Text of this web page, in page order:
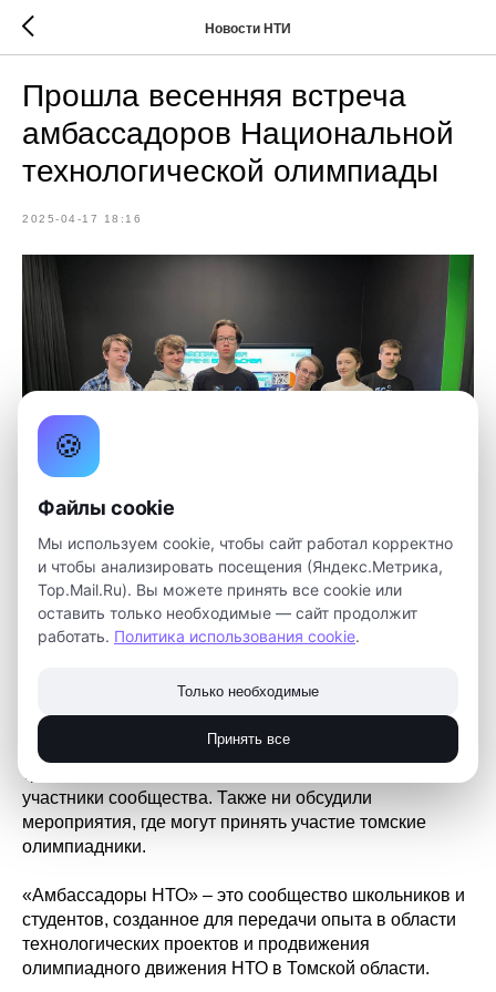
Новости НТИ
Прошла весенняя встреча
амбассадоров Национальной
технологической олимпиады
2025-04-17 18:16
В «Кванториуме» состоялась апрельская встреча
«амбассадоров НТО» – активистов олимпиады.
Школьники внесли предложения по созданию «Устава
амбассадоров НТО». Ребята предложили новые
традиции и правила, которых будут придерживаться
участники сообщества. Также ни обсудили
мероприятия, где могут принять участие томские
олимпиадники.
«Амбассадоры НТО» – это сообщество школьников и
студентов, созданное для передачи опыта в области
технологических проектов и продвижения
олимпиадного движения НТО в Томской области.
🍪
Файлы cookie
Мы используем cookie, чтобы сайт работал корректно
и чтобы анализировать посещения (Яндекс.Метрика,
Top.Mail.Ru). Вы можете принять все cookie или
оставить только необходимые — сайт продолжит
работать. Политика использования cookie.
Только необходимые
Принять все